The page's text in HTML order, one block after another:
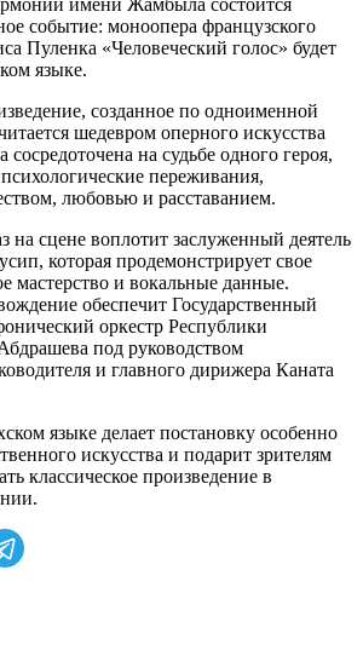
имени Жамбыла состоится
событие: моноопера французского
Пуленка «Человеческий голос» будет
языке.
созданное по одноименной
шедевром оперного искусства
на судьбе одного героя,
переживания,
любовью и расставанием.
на сцене воплотит заслуженный деятель
которая продемонстрирует свое
мастерство и вокальные данные.
обеспечит Государственный
оркестр Республики
под руководством
и главного дирижера Каната
языке делает постановку особенно
искусства и подарит зрителям
классическое произведение в